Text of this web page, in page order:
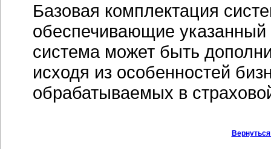
Базовая комплектация
обеспечивающие
система может быть
исходя из особенностей
обрабатываемых в